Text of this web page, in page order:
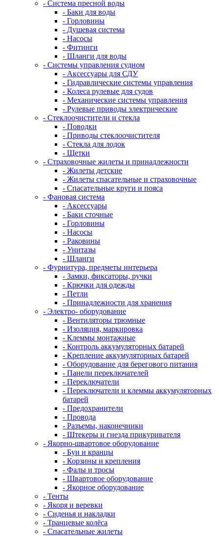
- Система пресной воды
- Баки для воды
- Горловины
- Душевая система
- Насосы
- Фитинги
- Шланги для воды
- Системы управления судном
- Аксессуары для СДУ
- Гидравлические системы управления
- Колеса рулевые для судов
- Механические системы управления
- Рулевые приводы электрические
- Стеклоочистители и стекла
- Поводки
- Приводы стеклоочистителя
- Стекла для лодок
- Щетки
- Страховочные жилеты и принадлежности
- Жилеты детские
- Жилеты спасательные и страховочные
- Спасательные круги и пояса
- Фановая система
- Аксессуары
- Баки сточные
- Горловины
- Насосы
- Раковины
- Унитазы
- Шланги
- Фурнитура, предметы интерьера
- Замки, фиксаторы, ручки
- Крючки для одежды
- Петли
- Принадлежности для хранения
- Электро- оборудование
- Вентиляторы трюмные
- Изоляция, маркировка
- Клеммы монтажные
- Контроль аккумуляторных батарей
- Крепление аккумуляторных батарей
- Оборудование для берегового питания
- Панели переключателей
- Переключатели
- Переключатели и клеммы аккумуляторных
батарей
- Предохранители
- Провода
- Разъемы, наконечники
- Штекеры и гнезда прикуривателя
- Якорно-швартовое оборудование
- Буи и кранцы
- Корзины и крепления
- Фалы и тросы
- Швартовое оборудование
- Якорное оборудование
- Тенты
- Якоря и веревки
- Сиденья и накладки
- Транцевые колёса
- Спасательные жилеты